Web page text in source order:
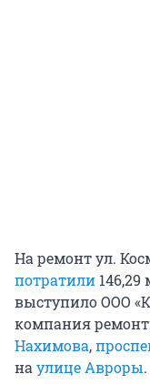
На ремонт ул.
потратили
выступило ООО
компания
Нахимова,
на улице Авроры.